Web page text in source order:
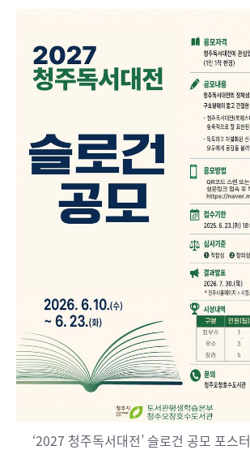
‘2027 청주독서대전’ 슬로건 공모 포스터